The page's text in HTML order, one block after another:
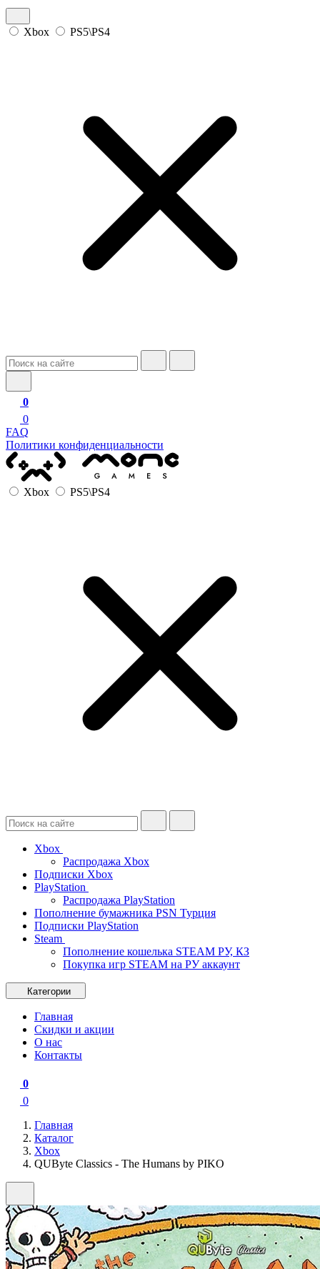
Xbox PS5\PS4
0
0
FAQ
Политики конфиденциальности
Xbox PS5\PS4
Xbox
Распродажа Xbox
Подписки Xbox
PlayStation
Распродажа PlayStation
Пополнение бумажника PSN Турция
Подписки PlayStation
Steam
Пополнение кошелька STEAM РУ, КЗ
Покупка игр STEAM на РУ аккаунт
Категории
Главная
Скидки и акции
О нас
Контакты
0
0
Главная
Каталог
Xbox
QUByte Classics - The Humans by PIKO